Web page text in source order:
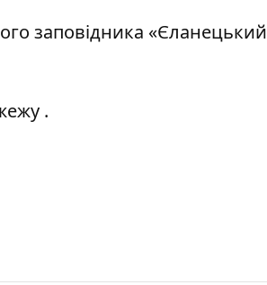
заповідника «Єланецький
.